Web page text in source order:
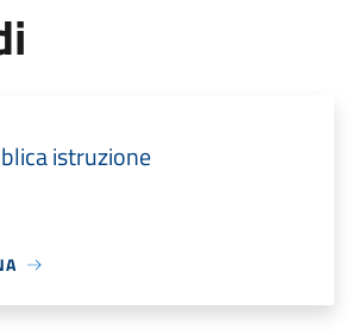
istruzione